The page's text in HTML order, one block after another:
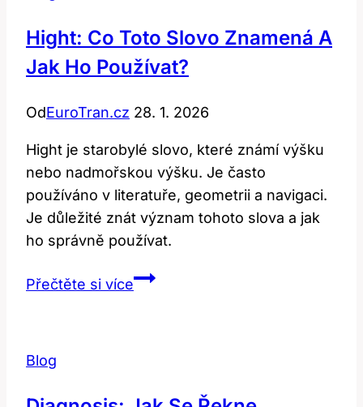
Hight: Co Toto Slovo Znamená A
Jak Ho Používat?
OdEuroTran.cz 28. 1. 2026
Hight je starobylé slovo, které známí výšku
nebo nadmořskou výšku. Je často
používáno v literatuře, geometrii a navigaci.
Je důležité znát význam tohoto slova a jak
ho správně používat.
Přečtěte si víceHight:
Blog